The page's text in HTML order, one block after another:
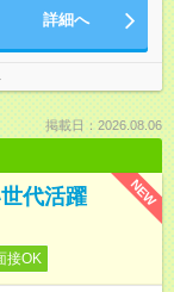
詳細へ
掲載日：2026.08.06
NEW
代活躍
接OK